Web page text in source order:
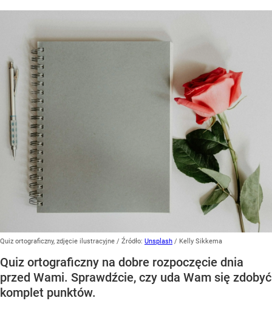
Quiz ortograficzny, zdjęcie ilustracyjne / Źródło: Unsplash / Kelly Sikkema
Quiz ortograficzny na dobre rozpoczęcie dnia
przed Wami. Sprawdźcie, czy uda Wam się zdobyć
komplet punktów.